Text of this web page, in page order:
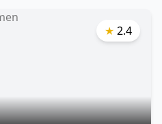
★ 2.4